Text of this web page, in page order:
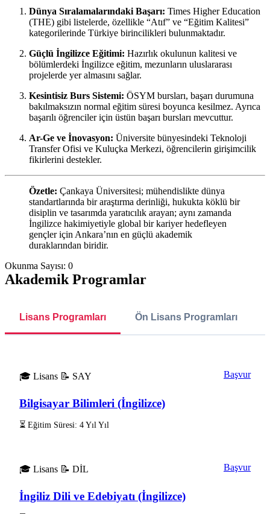
Dünya Sıralamalarındaki Başarı: Times Higher Education
(THE) gibi listelerde, özellikle “Atıf” ve “Eğitim Kalitesi”
kategorilerinde Türkiye birincilikleri bulunmaktadır.
Güçlü İngilizce Eğitimi: Hazırlık okulunun kalitesi ve
bölümlerdeki İngilizce eğitim, mezunların uluslararası
projelerde yer almasını sağlar.
Kesintisiz Burs Sistemi: ÖSYM bursları, başarı durumuna
bakılmaksızın normal eğitim süresi boyunca kesilmez. Ayrıca
başarılı öğrenciler için üstün başarı bursları mevcuttur.
Ar-Ge ve İnovasyon: Üniversite bünyesindeki Teknoloji
Transfer Ofisi ve Kuluçka Merkezi, öğrencilerin girişimcilik
fikirlerini destekler.
Özetle: Çankaya Üniversitesi; mühendislikte dünya
standartlarında bir araştırma derinliği, hukukta köklü bir
disiplin ve tasarımda yaratıcılık arayan; aynı zamanda
İngilizce hakimiyetiyle global bir kariyer hedefleyen
gençler için Ankara’nın en güçlü akademik
duraklarından biridir.
Okunma Sayısı: 0
Akademik Programlar
Lisans Programları Ön Lisans Programları
🎓 Lisans 📝 SAY
Bilgisayar Bilimleri (İngilizce)
⏳ Eğitim Süresi: 4 Yıl Yıl
Başvur
🎓 Lisans 📝 DİL
İngiliz Dili ve Edebiyatı (İngilizce)
Başvur